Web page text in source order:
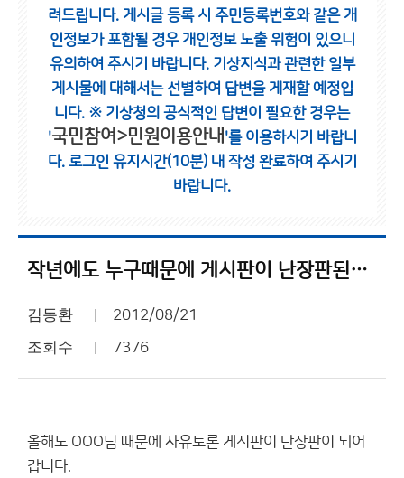
려드립니다. 게시글 등록 시 주민등록번호와 같은 개
인정보가 포함될 경우 개인정보 노출 위험이 있으니
유의하여 주시기 바랍니다. 기상지식과 관련한 일부
게시물에 대해서는 선별하여 답변을 게재할 예정입
니다. ※ 기상청의 공식적인 답변이 필요한 경우는
'국민참여>민원이용안내 '를 이용하시기 바랍니
다. 로그인 유지시간(10분) 내 작성 완료하여 주시기
바랍니다.
작년에도 누구때문에 게시판이 난장판된적이 있었는데...
김동환 2012/08/21
조회수 7376
올해도 OOO님 때문에 자유토론 게시판이 난장판이 되어
갑니다.